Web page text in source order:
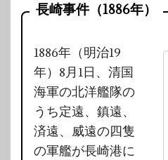
長崎事件（1886年）
1886年（明治19
年）8月1日、清国
海軍の北洋艦隊の
うち定遠、鎮遠、
済遠、威遠の四隻
の軍艦が長崎港に